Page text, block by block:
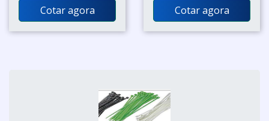
Cotar agora Cotar agora